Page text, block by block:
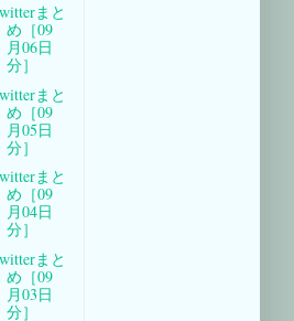
まと
め［09
月06日
分］
まと
め［09
月05日
分］
まと
め［09
月04日
分］
まと
め［09
月03日
分］